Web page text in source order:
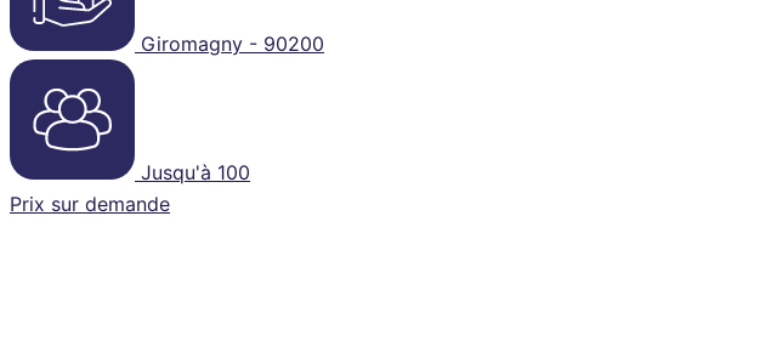
Giromagny - 90200
Jusqu'à 100
Prix sur demande